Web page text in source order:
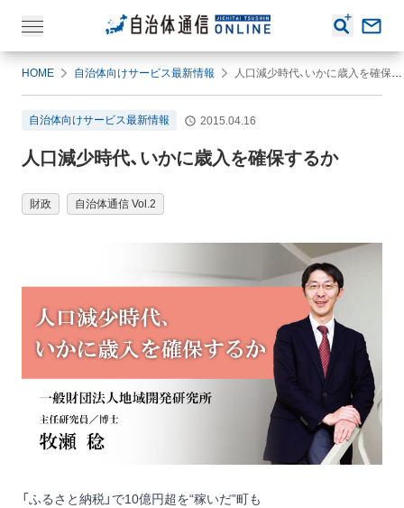
HOME 自治体向けサービス最新情報 人口減少時代、いかに歳入を確保するか
自治体向けサービス最新情報 2015.04.16
人口減少時代、いかに歳入を確保するか
財政 自治体通信 Vol.2
「ふるさと納税」で10億円超を“稼いだ”町も